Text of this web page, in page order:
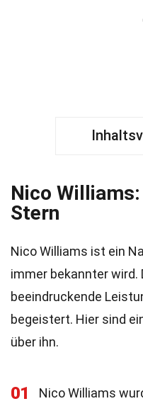
Nico
Stern
Nico Williams ist ein
immer bekannter wird.
beeindruckende
begeistert. Hier sind
über ihn.
01
Nico Williams